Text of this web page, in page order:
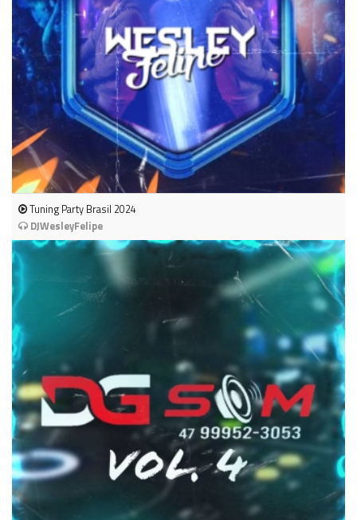
Tuning Party Brasil 2024
DJWesleyFelipe